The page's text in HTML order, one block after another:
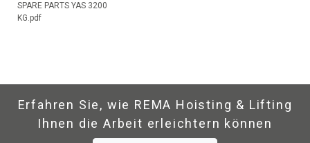
SPARE PARTS YAS 3200
KG.pdf
Erfahren Sie, wie REMA Hoisting & Lifting
Ihnen die Arbeit erleichtern können